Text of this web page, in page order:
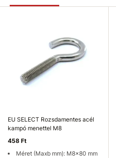
EU SELECT Rozsdamentes acél
kampó menettel M8
458 Ft
Méret (Maxb mm): M8x80 mm